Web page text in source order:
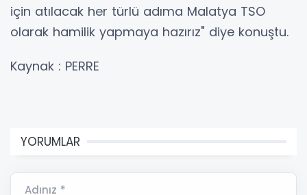
için atılacak her türlü adıma Malatya TSO
olarak hamilik yapmaya hazırız" diye konuştu.
Kaynak : PERRE
YORUMLAR
Adınız *